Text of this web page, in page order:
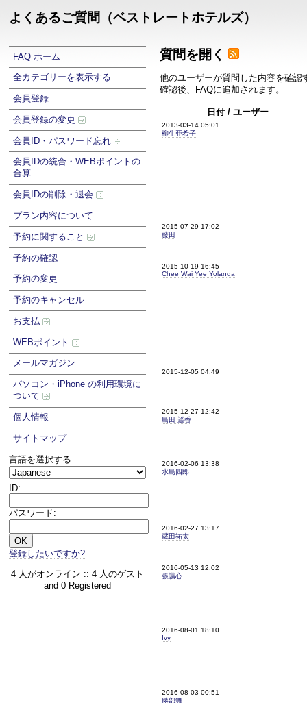
よくあるご質問（ベストレートホテルズ）
FAQ ホーム
全カテゴリーを表示する
会員登録
会員登録の変更
会員ID・パスワード忘れ
会員IDの統合・WEBポイントの
合算
会員IDの削除・退会
プラン内容について
予約に関すること
予約の確認
予約の変更
予約のキャンセル
お支払
WEBポイント
メールマガジン
パソコン・iPhone の利用環境に
ついて
個人情報
サイトマップ
言語を選択する
ID:
パスワード:
登録したいですか?
4 人がオンライン :: 4 人のゲスト
and 0 Registered
質問を開く
他のユーザーが質問した内容を確
確認後、FAQに追加されます。
日付 / ユーザー
2013-03-14 05:01
柳生亜希子
2015-07-29 17:02
藤田
2015-10-19 16:45
Chee Wai Yee Yolanda
2015-12-05 04:49
2015-12-27 12:42
島田 遥香
2016-02-06 13:38
水島四郎
2016-02-27 13:17
蔵田祐太
2016-05-13 12:02
張議心
2016-08-01 18:10
Ivy
2016-08-03 00:51
勝部舞